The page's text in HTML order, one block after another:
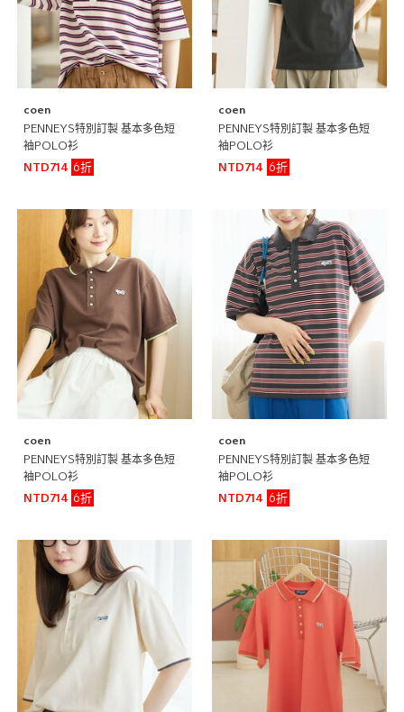
coen
PENNEYS特別訂製 基本多色短
袖POLO衫
NTD714
6折
coen
PENNEYS特別訂製 基本多色短
袖POLO衫
NTD714
6折
coen
PENNEYS特別訂製 基本多色短
袖POLO衫
NTD714
6折
coen
PENNEYS特別訂製 基本多色短
袖POLO衫
NTD714
6折